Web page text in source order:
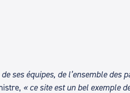
ses équipes, de l’ensemble des
« ce site est un bel exemple